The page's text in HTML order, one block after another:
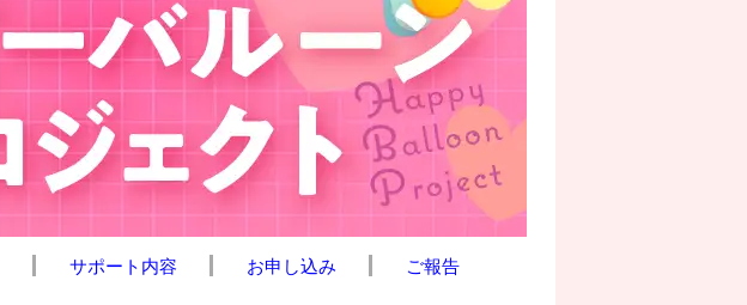
サポート内容 お申し込み ご報告